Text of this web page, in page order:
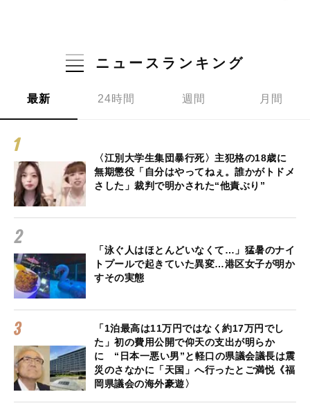
ニュースランキング
最新 24時間 週間 月間
〈江別大学生集団暴行死〉主犯格の18歳に
無期懲役「自分はやってねぇ。誰かがトドメ
さした」裁判で明かされた“他責ぶり”
「泳ぐ人はほとんどいなくて…」猛暑のナイ
トプールで起きていた異変…港区女子が明か
すその実態
「1泊最高は11万円ではなく約17万円でし
た」初の費用公開で仰天の支出が明らか
に “日本一悪い男”と軽口の県議会議長は震
災のさなかに「天国」へ行ったとご満悦《福
岡県議会の海外豪遊〉